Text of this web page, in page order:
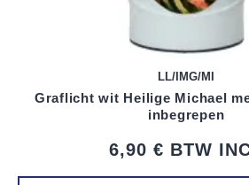
LL/IMG/MI
Graflicht wit Heilige Michael
inbegrepen
6,90 € BTW